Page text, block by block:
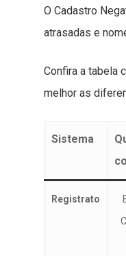
O Cadastro
atrasadas e
Confira a tabela
melhor as
Sistema
Registrato